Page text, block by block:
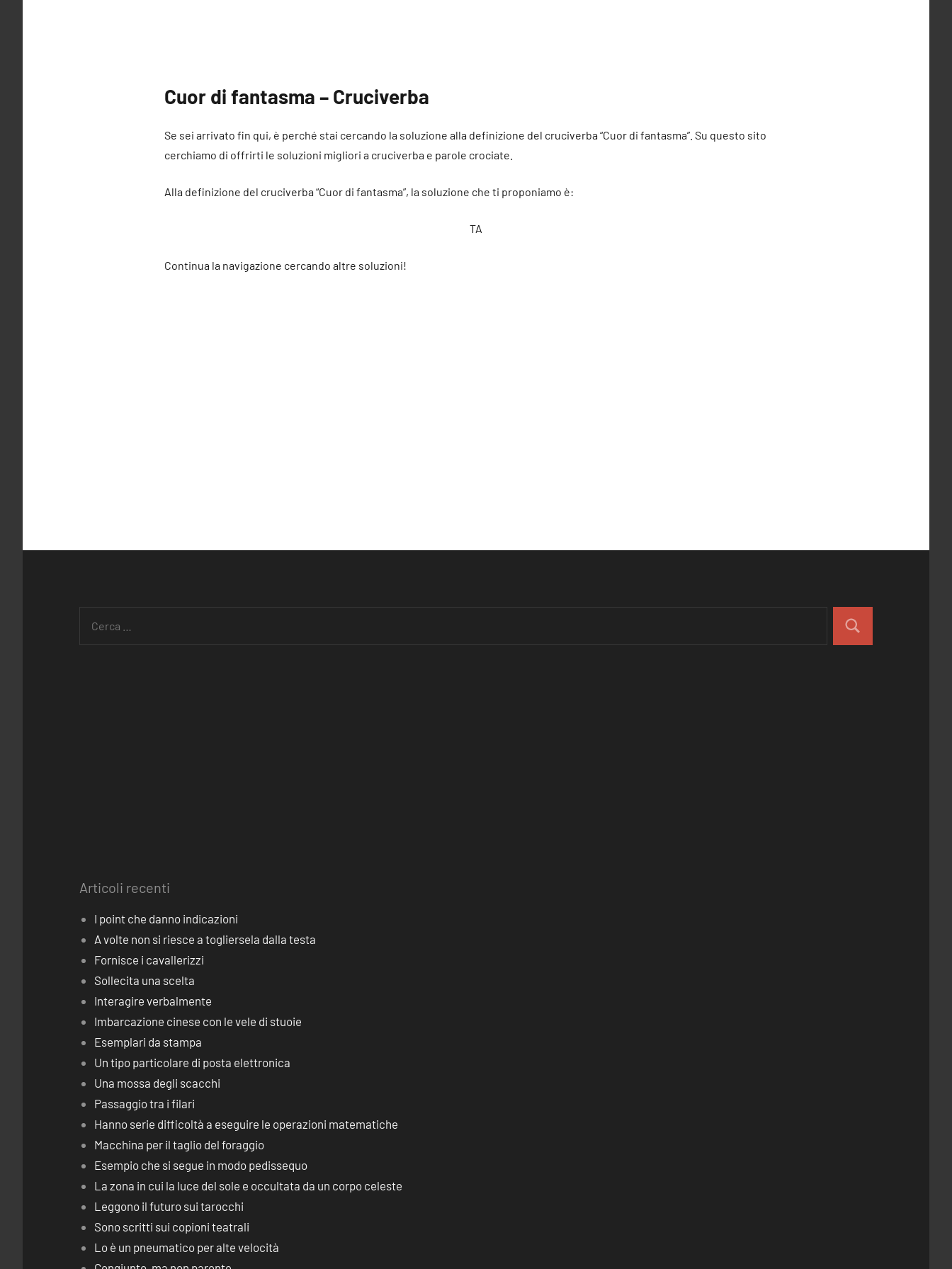
Cuor di fantasma – Cruciverba
Se sei arrivato fin qui, è perché stai cercando la soluzione alla definizione del cruciverba “Cuor di fantasma”. Su questo sito
cerchiamo di offrirti le soluzioni migliori a cruciverba e parole crociate.
Alla definizione del cruciverba “Cuor di fantasma”, la soluzione che ti proponiamo è:
TA
Continua la navigazione cercando altre soluzioni!
Articoli recenti
I point che danno indicazioni
A volte non si riesce a togliersela dalla testa
Fornisce i cavallerizzi
Sollecita una scelta
Interagire verbalmente
Imbarcazione cinese con le vele di stuoie
Esemplari da stampa
Un tipo particolare di posta elettronica
Una mossa degli scacchi
Passaggio tra i filari
Hanno serie difficoltà a eseguire le operazioni matematiche
Macchina per il taglio del foraggio
Esempio che si segue in modo pedissequo
La zona in cui la luce del sole e occultata da un corpo celeste
Leggono il futuro sui tarocchi
Sono scritti sui copioni teatrali
Lo è un pneumatico per alte velocità